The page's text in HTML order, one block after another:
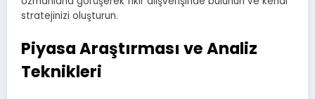
stratejinizi oluşturun.
Piyasa Araştırması ve Analiz
Teknikleri